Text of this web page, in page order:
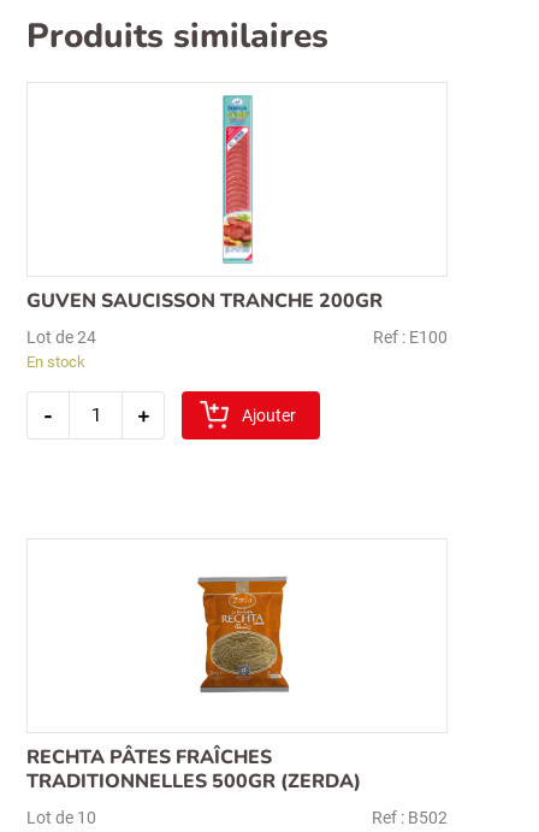
Produits similaires
GUVEN SAUCISSON TRANCHE 200GR
Lot de 24 Ref : E100
En stock
-
quantité
+ Ajouter
RECHTA PÂTES FRAÎCHES
TRADITIONNELLES 500GR (ZERDA)
Lot de 10 Ref : B502